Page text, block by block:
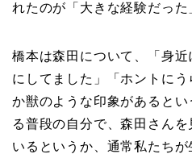
れたのが「大きな経験だった
橋本は森田について、「身
にしてました」「ホントにう
か獣のような印象があると
る普段の自分で、森田さん
いるというか、通常私たち